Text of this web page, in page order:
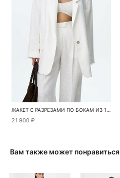
ЖАКЕТ С РАЗРЕЗАМИ ПО БОКАМ ИЗ 100% ЛЬНА
21 900 ₽
Вам также может понравиться